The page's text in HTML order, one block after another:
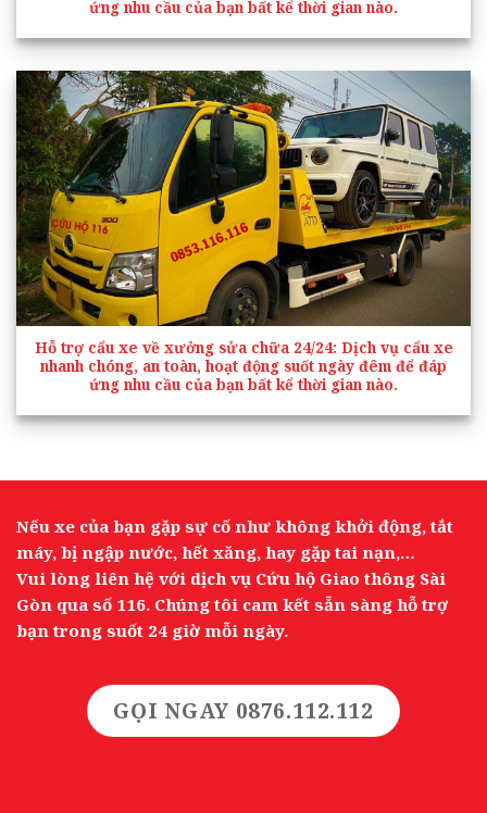
ứng nhu cầu của bạn bất kể thời gian nào.
Hỗ trợ cẩu xe về xưởng sửa chữa 24/24: Dịch vụ cẩu xe
nhanh chóng, an toàn, hoạt động suốt ngày đêm để đáp
ứng nhu cầu của bạn bất kể thời gian nào.
Nếu xe của bạn gặp sự cố như không khởi động, tắt
máy, bị ngập nước, hết xăng, hay gặp tai nạn,…
Vui lòng liên hệ với dịch vụ Cứu hộ Giao thông Sài
Gòn qua số 116. Chúng tôi cam kết sẵn sàng hỗ trợ
bạn trong suốt 24 giờ mỗi ngày.
GỌI NGAY 0876.112.112